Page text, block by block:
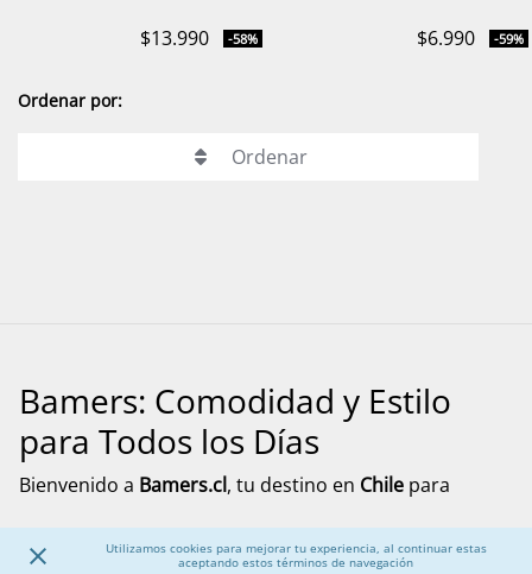
Utilizamos cookies para mejorar tu experiencia, al continuar estas
aceptando estos términos de navegación
$13.990 -58% $6.990 -59%
Ordenar por:
Ordenar
Bamers: Comodidad y Estilo
para Todos los Días
Bienvenido a Bamers.cl, tu destino en Chile para
toda la familia. Aquí encontrarás modelos pensados